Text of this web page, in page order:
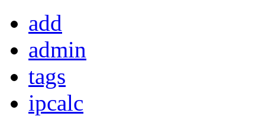
add
admin
tags
ipcalc